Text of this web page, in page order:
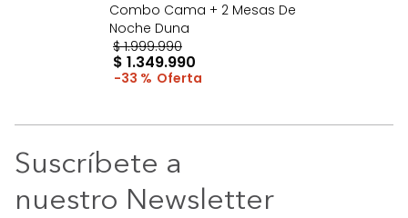
Combo Cama + 2 Mesas De
Noche Duna
$ 1.999.990
$ 1.349.990
33 %
Suscríbete a
nuestro Newsletter